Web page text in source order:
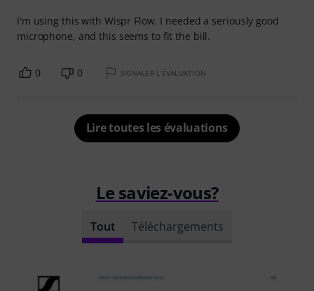
I'm using this with Wispr Flow. I needed a seriously good
microphone, and this seems to fit the bill.
0 0 SIGNALER L'ÉVALUATION
Lire toutes les évaluations
Le saviez-vous?
Tout Téléchargements